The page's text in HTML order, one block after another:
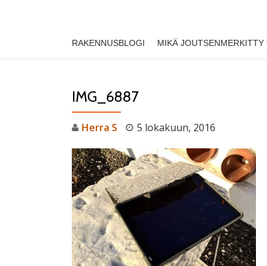
RAKENNUSBLOGI MIKÄ JOUTSENMERKITTY
IMG_6887
Herra S 5 lokakuun, 2016